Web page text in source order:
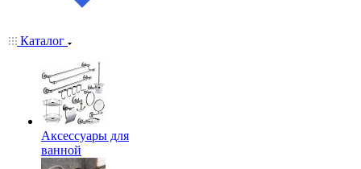
Каталог
Аксессуары для
ванной